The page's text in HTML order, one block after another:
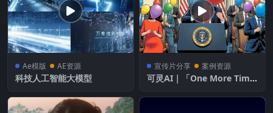
Ae模版 AE资源
科技人工智能大模型
宣传片分享 案例资源
可灵AI｜「One More Tim